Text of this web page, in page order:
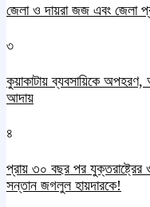
জেলা ও দায়রা জজ এবং জেলা
৩
কুয়াকাটায় ব্যবসায়িকে
আদায়
৪
প্রায় ৩০ বছর পর যুক্তরাষ্ট্রের
সন্তান জগলুল হায়দারকে!